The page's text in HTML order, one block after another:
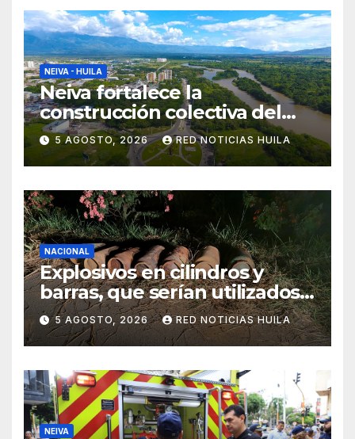
NEIVA - HUILA
Neiva fortalece la
construcción colectiva del
POT
5 AGOSTO, 2026 RED NOTICIAS HUILA
NACIONAL
Explosivos en cilindros y
barras, que serían utilizados
en Cali, fueron incautados
por la Policía
5 AGOSTO, 2026 RED NOTICIAS HUILA
NEIVA